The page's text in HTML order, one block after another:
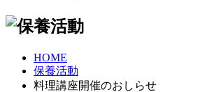
HOME
保養活動
料理講座開催のおしらせ